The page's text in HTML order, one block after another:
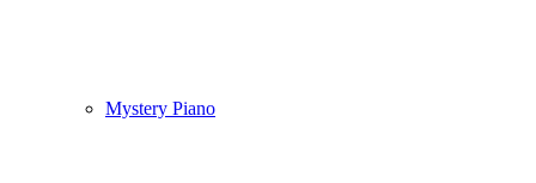
Mystery Piano